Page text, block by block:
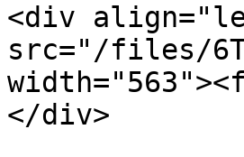
<div
src="/files/
</div>